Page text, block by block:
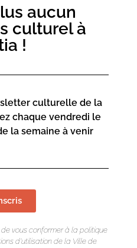
aucun
culturel à
!
culturelle de la
chaque vendredi le
la semaine à venir
vous conformer à la politique
d’utilisation de la Ville de